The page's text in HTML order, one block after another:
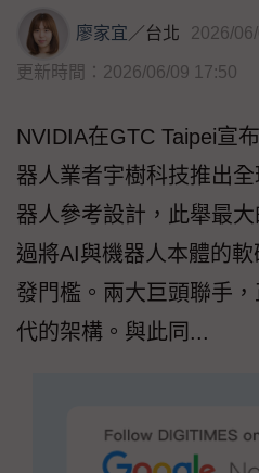
廖家宜／台北 2026/
更新時間：2026/06/09 17:50
NVIDIA在GTC Taipei宣
器人業者宇樹科技推出
器人參考設計，此舉最
過將AI與機器人本體的
發門檻。兩大巨頭聯手
代的架構。與此同...